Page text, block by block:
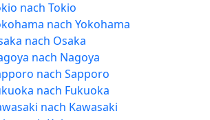
nach Tokio
nach Yokohama
nach Osaka
nach Nagoya
nach Sapporo
nach Fukuoka
nach Kawasaki